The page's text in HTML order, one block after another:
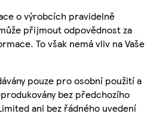
o výrobcích pravidelně
přijmout odpovědnost za
To však nemá vliv na Vaše
pouze pro osobní použití a
bez předchozího
ani bez řádného uvedení